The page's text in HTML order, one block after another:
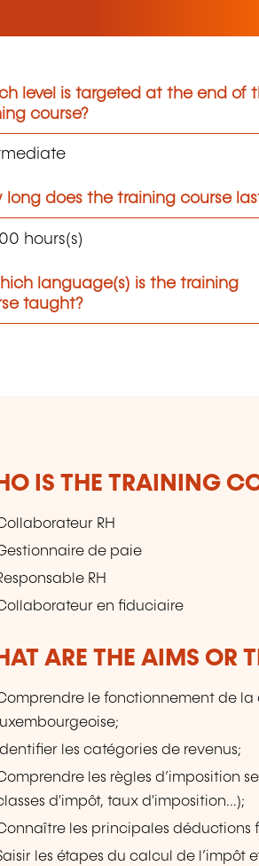
level is targeted at the end of
course?
long does the training course
hours(s)
language(s) is the training
taught?
IS THE TRAINING
RH
de paie
RH
en fiduciaire
ARE THE AIMS OR
le fonctionnement de la
luxembourgeoise;
Identifier les catégories de revenus;
les règles d’imposition
d'impôt, taux d'imposition...);
les principales déductions
les étapes du calcul de l’impôt